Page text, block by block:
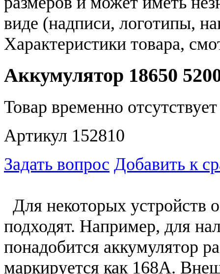
виде (надписи, логотипы,
Характеристики товара,
Аккумулятор 18650
Товар временно
Артикул 152810
Задать вопрос Добавить к
Для некоторых устройств
подходят. Например, для
понадобится аккумулятор
маркируется как 168A.